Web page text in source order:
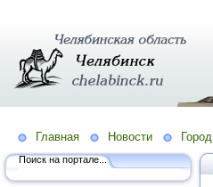
Главная Новости Город
Поиск на портале...